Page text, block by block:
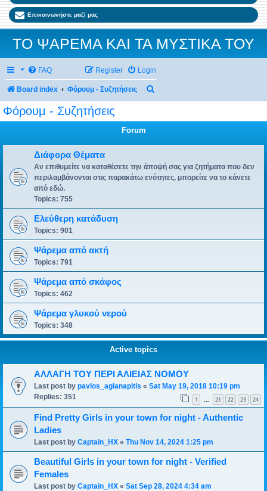
Επικοινωνήστε μαζί μας
ΤΟ ΨΑΡΕΜΑ ΚΑΙ ΤΑ ΜΥΣΤΙΚΑ ΤΟΥ
FAQ Login
Register
Board index Φόρουμ - Συζητήσεις
Φόρουμ - Συζητήσεις
Forum
Διάφορα Θέματα
Αν επιθυμείτε να καταθέσετε την άποψή σας για ζητήματα που δεν
περιλαμβάνονται στις παρακάτω ενότητες, μπορείτε να το κάνετε
από εδώ.
Topics: 755
Ελεύθερη κατάδυση
Topics: 901
Ψάρεμα από ακτή
Topics: 791
Ψάρεμα από σκάφος
Topics: 462
Ψάρεμα γλυκού νερού
Topics: 348
Active topics
ΑΛΛΑΓΗ ΤΟΥ ΠΕΡΙ ΑΛΙΕΙΑΣ ΝΟΜΟΥ
Last post by pavlos_agianapitis « Sat May 19, 2018 10:19 pm
Replies: 351 1 21 22 23 24
Find Pretty Girls in your town for night - Authentic
Ladies
Last post by Captain_HX « Thu Nov 14, 2024 1:25 pm
Beautiful Girls in your town for night - Verified
Females
Last post by Captain_HX « Sat Sep 28, 2024 4:34 am